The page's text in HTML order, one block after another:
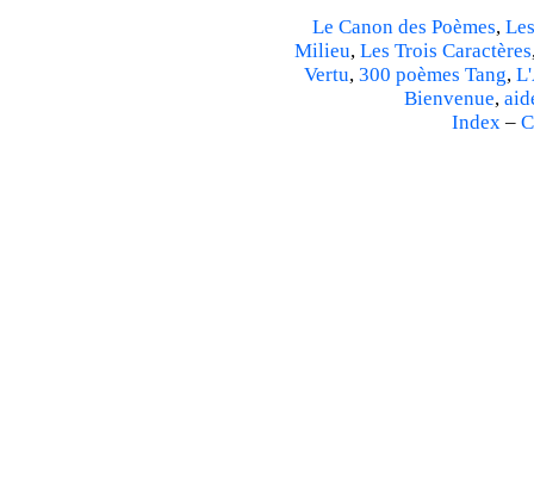
Le Canon des Poèmes,
Milieu, Les Trois Caractères
Vertu, 300 poèmes Tang,
Bienvenue,
Index–